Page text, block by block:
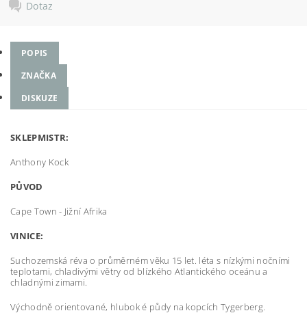
Dotaz
POPIS
ZNAČKA
DISKUZE
SKLEPMISTR:
Anthony Kock
PŮVOD
Cape Town - Jižní Afrika
VINICE:
Suchozemská réva o průměrném věku 15 let. léta s nízkými nočními
teplotami, chladivými větry od blízkého Atlantického oceánu a
chladnými zimami.
Východně orientované, hlubok é půdy na kopcích Tygerberg.